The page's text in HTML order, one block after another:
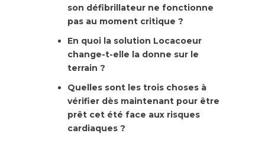
son défibrillateur ne fonctionne
pas au moment critique ?
En quoi la solution Locacoeur
change-t-elle la donne sur le
terrain ?
Quelles sont les trois choses à
vérifier dès maintenant pour être
prêt cet été face aux risques
cardiaques ?